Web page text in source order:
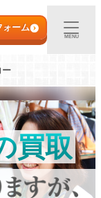
ォーム
MENU
ー
買取